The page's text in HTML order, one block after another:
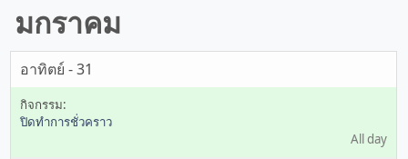
มกราคม
อาทิตย์ - 31
ปิดทำการชั่วคราว
All day